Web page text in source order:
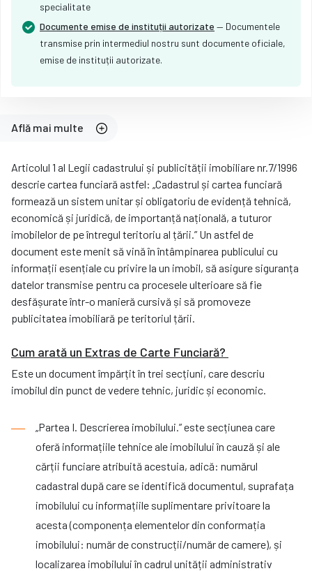
specialitate
Documente emise de instituții autorizate — Documentele
transmise prin intermediul nostru sunt documente oficiale,
emise de instituții autorizate.​
Află mai multe
Articolul 1 al Legii cadastrului și publicității imobiliare nr.7/1996
descrie cartea funciară astfel: „Cadastrul și cartea funciară
formează un sistem unitar și obligatoriu de evidență tehnică,
economică și juridică, de importanță națională, a tuturor
imobilelor de pe întregul teritoriu al țării.” Un astfel de
document este menit să vină în întâmpinarea publicului cu
informații esențiale cu privire la un imobil, să asigure siguranța
datelor transmise pentru ca procesele ulterioare să fie
desfășurate într-o manieră cursivă și să promoveze
publicitatea imobiliară pe teritoriul țării.
Cum arată un Extras de Carte Funciară?
Este un document împărțit în trei secțiuni, care descriu
imobilul din punct de vedere tehnic, juridic și economic.
„Partea I. Descrierea imobilului.” este secțiunea care
oferă informațiile tehnice ale imobilului în cauză și ale
cărții funciare atribuită acestuia, adică: numărul
cadastral după care se identifică documentul, suprafața
imobilului cu informațiile suplimentare privitoare la
acesta (componența elementelor din conformația
imobilului: număr de construcții/număr de camere), și
localizarea imobilului în cadrul unității administrativ